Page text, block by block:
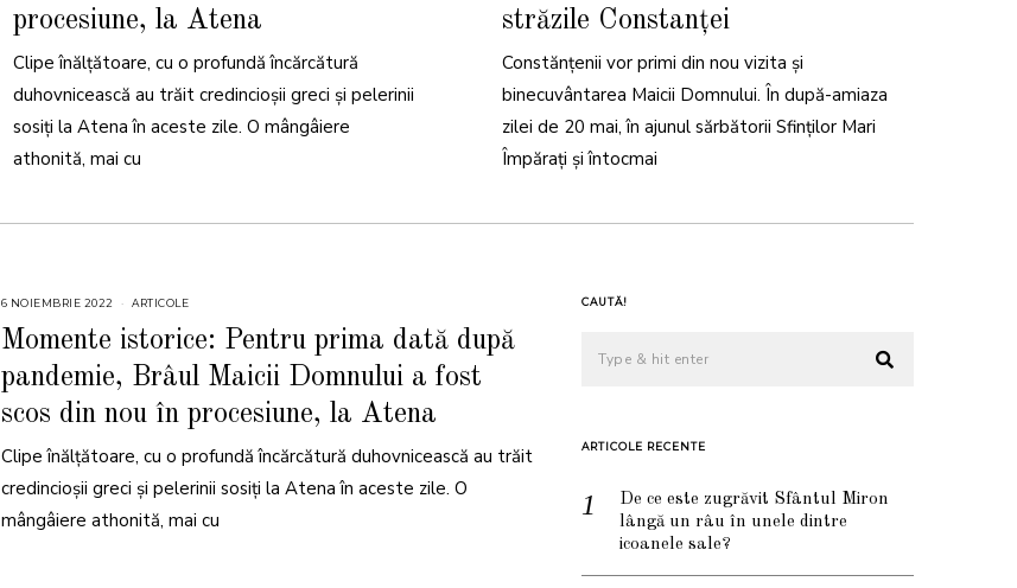
2
0
2
procesiune, la Atena
Clipe înălțătoare, cu o profundă încărcătură
duhovnicească au trăit credincioșii greci și pelerinii
sosiți la Atena în aceste zile. O mângâiere
athonită, mai cu
străzile Constanței
Constănțenii vor primi din nou vizita și
binecuvântarea Maicii Domnului. În după-amiaza
zilei de 20 mai, în ajunul sărbătorii Sfinților Mari
Împărați și întocmai
6 NOIEMBRIE 2022
O
M
B
0
2
ARTICOLE
Momente istorice: Pentru prima dată după
pandemie, Brâul Maicii Domnului a fost
scos din nou în procesiune, la Atena
Clipe înălțătoare, cu o profundă încărcătură duhovnicească au trăit
credincioșii greci și pelerinii sosiți la Atena în aceste zile. O
mângâiere athonită, mai cu
CAUTĂ!
ARTICOLE RECENTE
De ce este zugrăvit Sfântul Miron
lângă un râu în unele dintre
icoanele sale?